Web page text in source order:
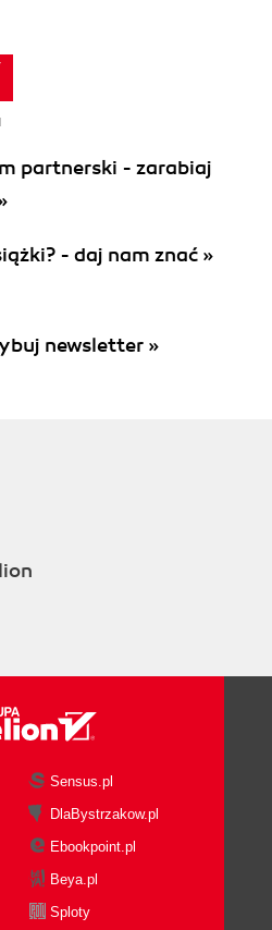
partnerski - zarabiaj
- daj nam znać »
newsletter »
Sensus.pl
DlaBystrzakow.pl
Ebookpoint.pl
Beya.pl
Sploty